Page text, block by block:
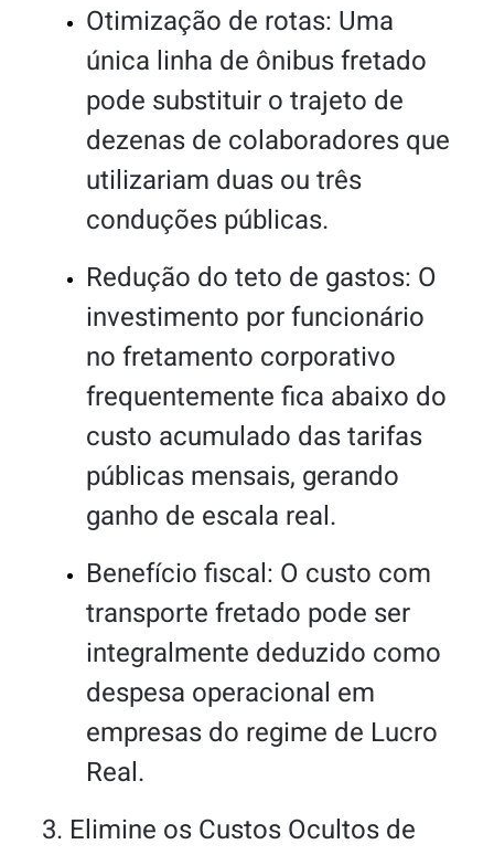
Otimização de rotas: Uma
única linha de ônibus fretado
pode substituir o trajeto de
dezenas de colaboradores que
utilizariam duas ou três
conduções públicas.
Redução do teto de gastos: O
investimento por funcionário
no fretamento corporativo
frequentemente fica abaixo do
custo acumulado das tarifas
públicas mensais, gerando
ganho de escala real.
Benefício fiscal: O custo com
transporte fretado pode ser
integralmente deduzido como
despesa operacional em
empresas do regime de Lucro
Real.
3. Elimine os Custos Ocultos de